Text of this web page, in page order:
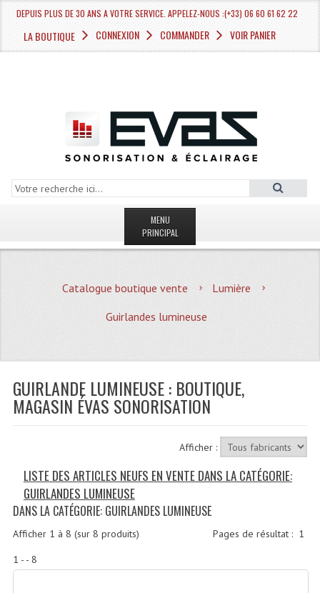
DEPUIS PLUS DE 30 ANS A VOTRE SERVICE. APPELEZ-NOUS :(+33) 06 60 61 62 22
LA BOUTIQUE CONNEXION COMMANDER VOIR PANIER
MENU
PRINCIPAL
MAGASIN
Quoi De Neuf?
Plan Acces, Horaires.
Location De Matériel
Recevoir Nos Promotions
Catalogue boutique vente
Lumière
Guirlandes lumineuse
GUIRLANDE LUMINEUSE : BOUTIQUE,
MAGASIN ÉVAS SONORISATION
Afficher :
LISTE DES ARTICLES NEUFS EN VENTE DANS LA CATÉGORIE:
GUIRLANDES LUMINEUSE
DANS LA CATÉGORIE: GUIRLANDES LUMINEUSE
Pages de résultat : 1
Afficher 1 à 8 (sur 8 produits)
1 - - 8